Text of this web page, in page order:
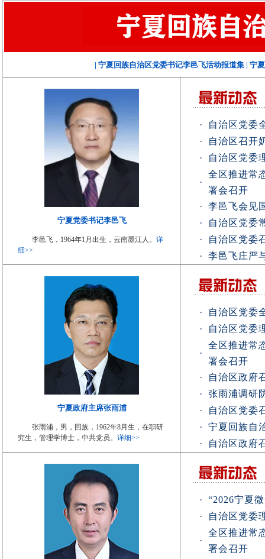
| 宁夏回族自治区党委书记李邑飞活动报道集| 宁
宁夏党委书记李邑飞
李邑飞，1964年1月出生，云南墨江人。 详
细>>
·
自治区党委
·
自治区召开
·
自治区党委
·
全区推进常
署会召开
·
李邑飞会见
·
自治区党委
·
自治区党委
·
李邑飞庄严
宁夏政府主席张雨浦
张雨浦，男，回族，1962年8月生，在职研
究生，管理学博士，中共党员。 详细>>
·
自治区党委
·
自治区党委
·
全区推进常
署会召开
·
自治区政府
·
张雨浦调研
·
自治区党委
·
宁夏回族自
·
自治区政府
·
“2026宁夏
·
自治区党委
·
全区推进常
署会召开